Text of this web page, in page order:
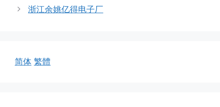
浙江余姚亿得电子厂
简体 繁體